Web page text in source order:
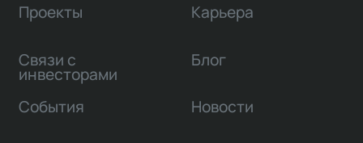
Проекты
Связи с
инвесторами
Карьера
Блог
События Новости